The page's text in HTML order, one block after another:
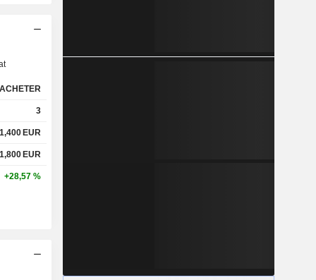
ACHETER
3
1,400EUR
1,800EUR
+28,57 %